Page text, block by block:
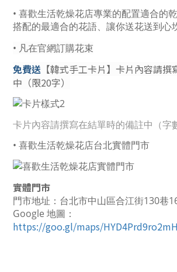
• 喜歡生活乾燥花店專業的配置適合的
搭配的最適合的花語、讓你送花送到心
• 凡在官網訂購花束
免費送 【韓式手工卡片】卡片內容請
中（限20字）
卡片內容請撰寫在結單時的備註中（字
• 喜歡生活乾燥花店台北實體門市
實體門市
門市地址：台北市中山區合江街130巷
Google 地圖：
https://goo.gl/maps/